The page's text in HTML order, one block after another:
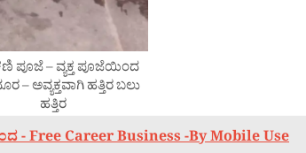
ಪೂಜೆ – ವ್ಯಕ್ತ ಪೂಜೆಯಿಂದ
– ಅವ್ಯಕ್ತವಾಗಿ ಹತ್ತಿರ ಬಲು
ಹತ್ತಿರ
- Free Career Business -By Mobile Use